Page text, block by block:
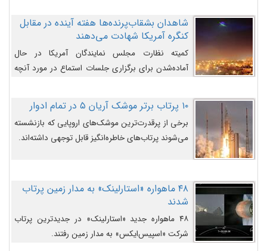
شاهدان بشقاب‌پرنده‌ها هفته آینده در مقابل
کنگره آمریکا شهادت می‌دهند
کمیته نظارت مجلس نمایندگان آمریکا در حال
آماده‌شدن برای برگزاری جلسات استماع در مورد آنچه
می‌دانند، است و قرار است افشاگران یوفوها هفته آینده
در مقابل آنها شهادت دهند.۱۰ پرتاب برتر موشک آریان ۵ در تمام ادوار
برخی از پرقدرت‌ترین موشک‌های اروپایی که بازنشسته
می‌شوند پرتاب‌های خاطره‌انگیز قابل توجهی داشته‌اند.
۴۸ ماهواره «استارلینک» به مدار زمین پرتاب
شدند
۴۸ ماهواره جدید «استارلینک» در جدیدترین پرتاب
شرکت «اسپیس‌ایکس» به مدار زمین رفتند.